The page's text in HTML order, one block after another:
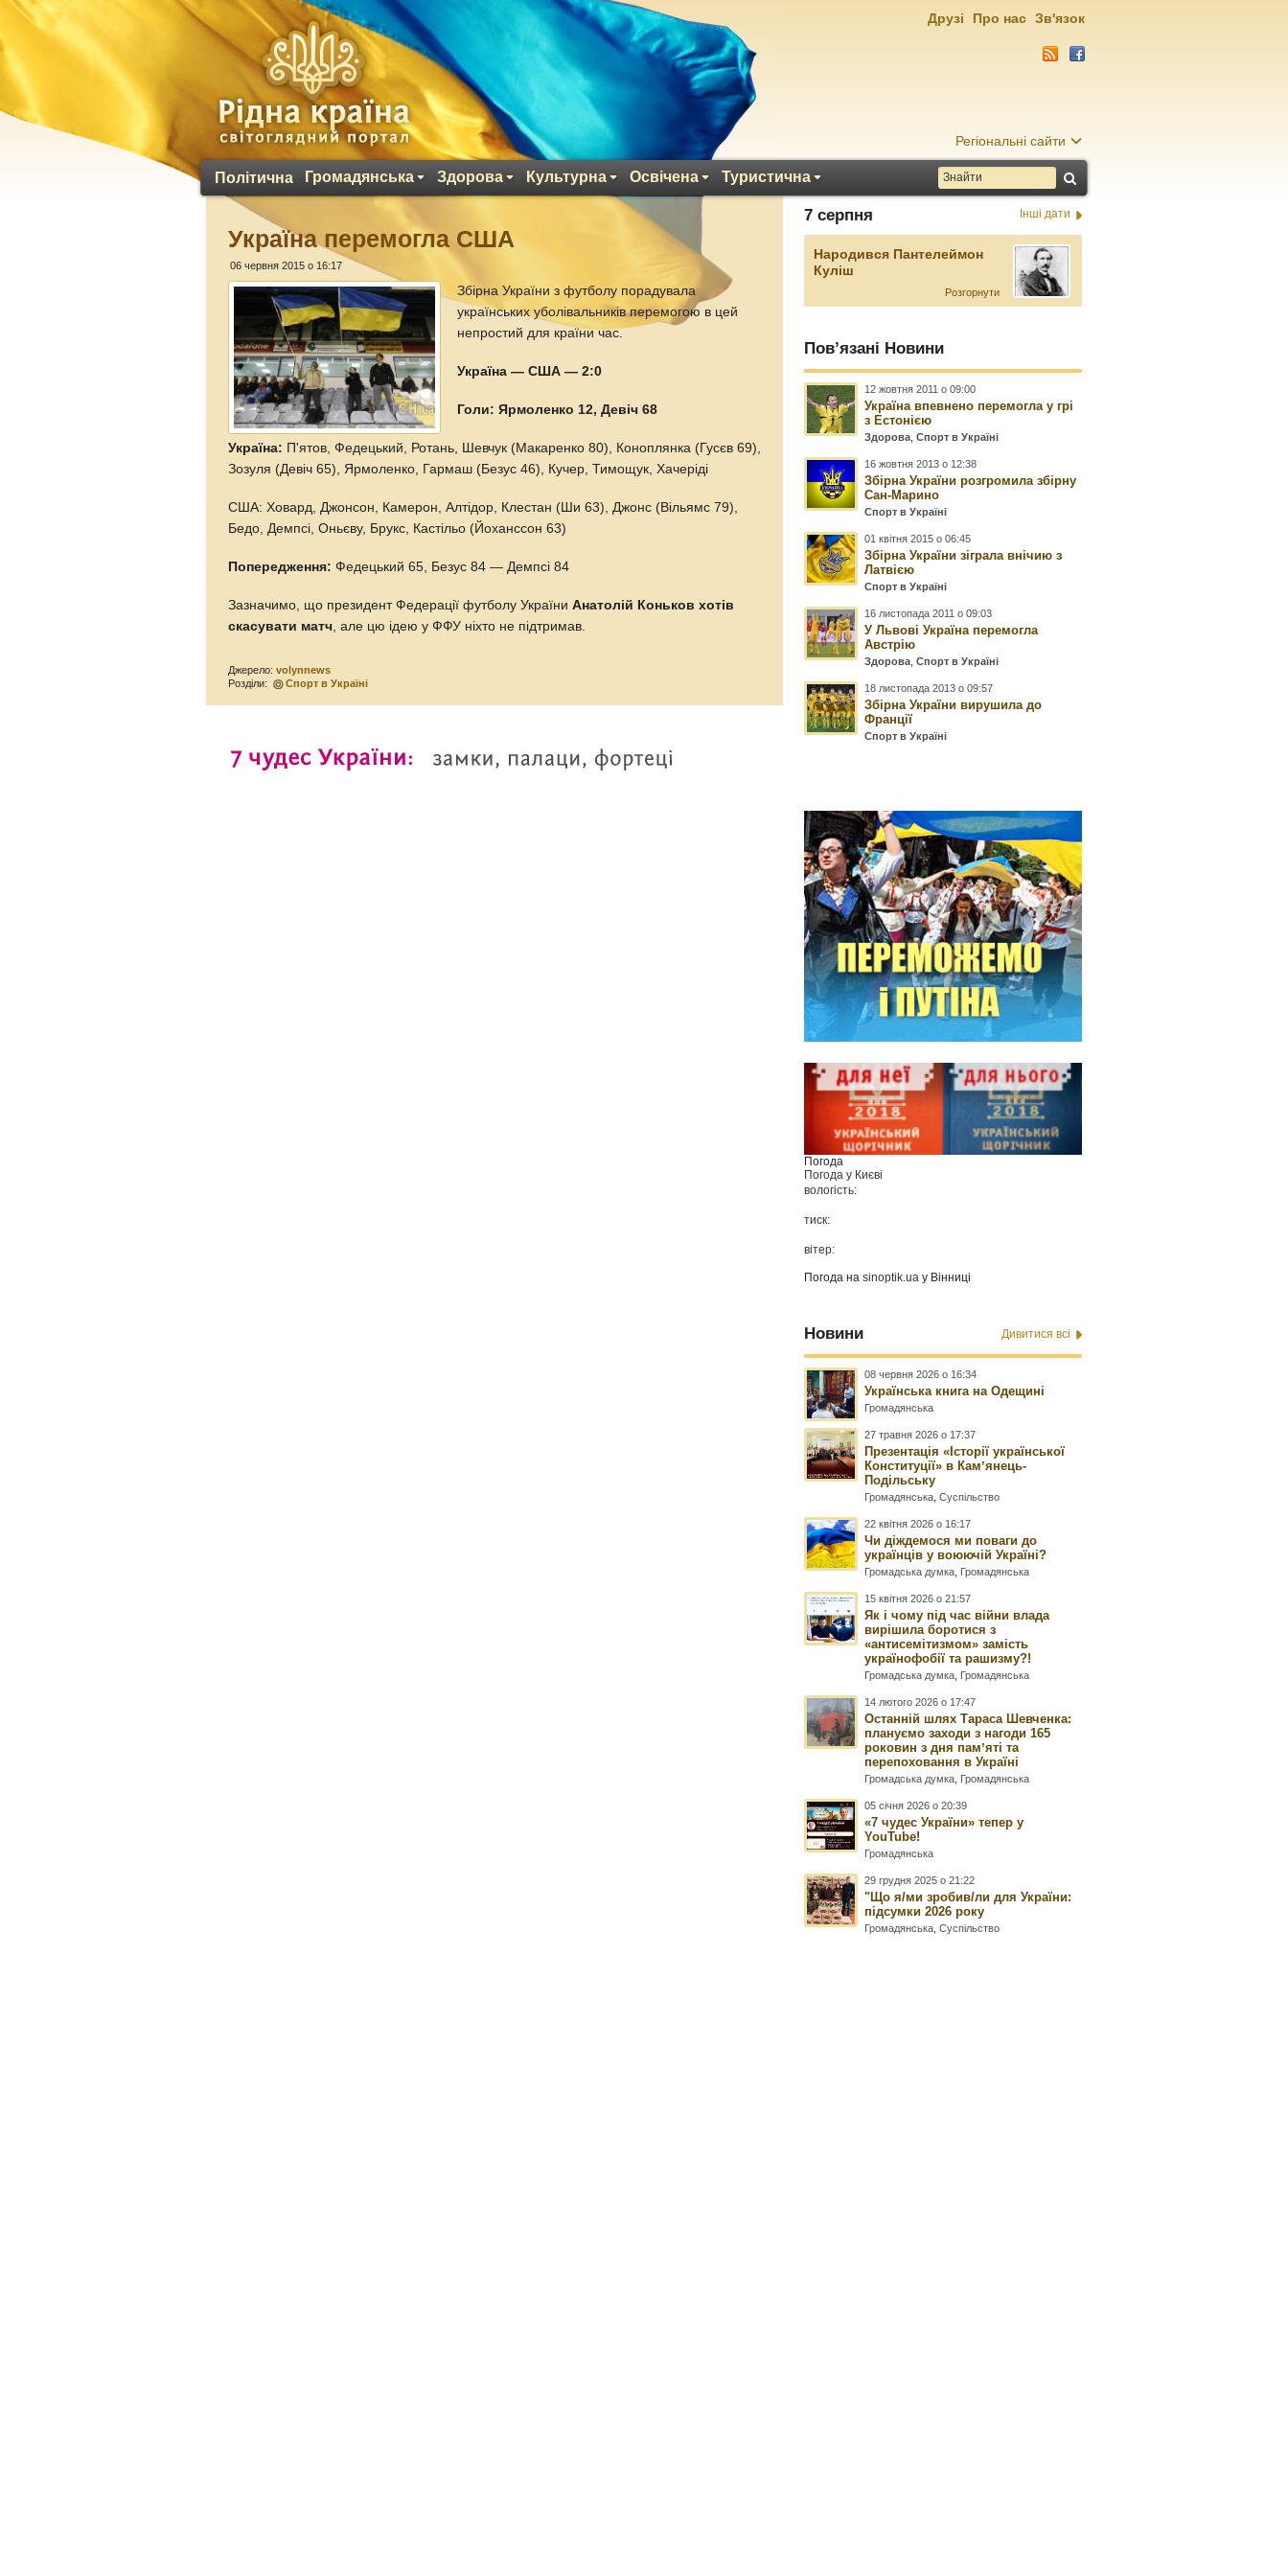
Регіональні сайти
Політична Громадянська Здорова Культурна Освічена Туристична
Друзі Про нас Зв'язок
Україна перемогла США
06 червня 2015 о 16:17
Збірна України з футболу порадувала
українських уболівальників перемогою в цей
непростий для країни час.
Україна — США — 2:0
Голи: Ярмоленко 12, Девіч 68
Україна: П'ятов, Федецький, Ротань, Шевчук (Макаренко 80), Коноплянка (Гусєв 69),
Зозуля (Девіч 65), Ярмоленко, Гармаш (Безус 46), Кучер, Тимощук, Хачеріді
США: Ховард, Джонсон, Камерон, Алтідор, Клестан (Ши 63), Джонс (Вільямс 79),
Бедо, Демпсі, Оньєву, Брукс, Кастільо (Йоханссон 63)
Попередження: Федецький 65, Безус 84 — Демпсі 84
Зазначимо, що президент Федерації футболу УкраїниАнатолій Коньков хотів
скасувати матч , але цю ідею у ФФУ ніхто не підтримав.
Джерело:volynnews
Розділи:
Спорт в Україні
7 серпня Інші дати
Народився Пантелеймон
Куліш
Розгорнути
Пов’язані Новини
12 жовтня 2011 о 09:00
Україна впевнено перемогла у грі
з Естонією
Здорова ,Спорт в Україні
16 жовтня 2013 о 12:38
Збірна України розгромила збірну
Сан-Марино
Спорт в Україні
01 квітня 2015 о 06:45
Збірна України зіграла внічию з
Латвією
Спорт в Україні
16 листопада 2011 о 09:03
У Львові Україна перемогла
Австрію
Здорова ,Спорт в Україні
18 листопада 2013 о 09:57
Збірна України вирушила до
Франції
Спорт в Україні
Погода
Погода у Києві
вологість:
тиск:
вітер:
Погода наsinoptik.ua у Вінниці
Новини Дивитися всі
08 червня 2026 о 16:34
Українська книга на Одещині
Громадянська
27 травня 2026 о 17:37
Презентація «Історії української
Конституції» в Камʼянець-
Подільську
Громадянська ,Суспільство
22 квітня 2026 о 16:17
Чи діждемося ми поваги до
українців у воюючій Україні?
Громадська думка Громадянська
15 квітня 2026 о 21:57
Як і чому під час війни влада
вирішила боротися з
«антисемітизмом» замість
українофобії та рашизму?!
Громадська думка Громадянська
14 лютого 2026 о 17:47
Останній шлях Тараса Шевченка:
плануємо заходи з нагоди 165
роковин з дня памʼяті та
перепоховання в Україні
Громадська думка Громадянська
05 січня 2026 о 20:39
«7 чудес України» тепер у
YouTube!
Громадянська
29 грудня 2025 о 21:22
"Що я/ми зробив/ли для України:
підсумки 2026 року
Громадянська ,Суспільство